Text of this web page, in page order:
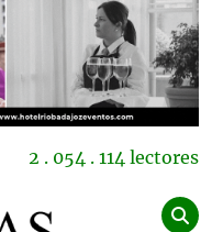
2 . 054 . 114 lectores